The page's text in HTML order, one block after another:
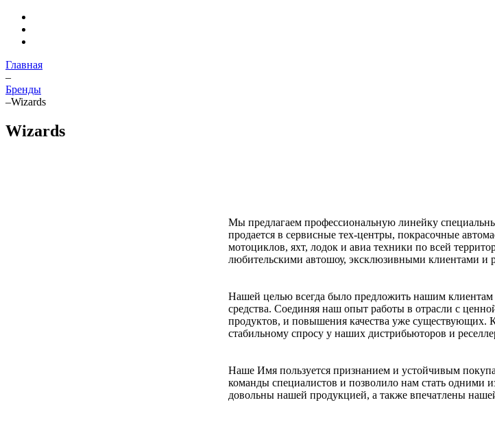
Главная
–
Бренды
–Wizards
Wizards
Мы предлагаем профессиональную линейку
продается в сервисные тех-центры, покрасочные
мотоциклов, яхт, лодок и авиа техники по всей
любительскими автошоу, эксклюзивными клиентами и
Нашей целью всегда было предложить нашим клиентам
средства. Соединяя наш опыт работы в отрасли с
продуктов, и повышения качества уже существующих.
стабильному спросу у наших дистрибьюторов и
Наше Имя пользуется признанием и устойчивым
команды специалистов и позволило нам стать одними
довольны нашей продукцией, а также впечатлены